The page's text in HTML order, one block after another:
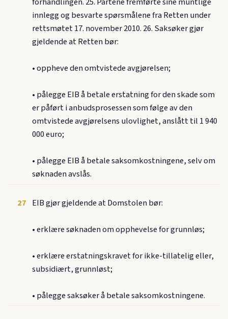
innlegg og besvarte spørsmålene fra Retten under
rettsmøtet 17. november 2010. 26. Saksøker gjør
gjeldende at Retten bør:
• oppheve den omtvistede avgjørelsen;
• pålegge EIB å betale erstatning for den skade som
er påført i anbudsprosessen som følge av den
omtvistede avgjørelsens ulovlighet, anslått til 1 940
000 euro;
• pålegge EIB å betale saksomkostningene, selv om
søknaden avslås.
27 EIB gjør gjeldende at Domstolen bør:
• erklære søknaden om opphevelse for grunnløs;
• erklære erstatningskravet for ikke-tillatelig eller,
subsidiært, grunnløst;
• pålegge saksøker å betale saksomkostningene.